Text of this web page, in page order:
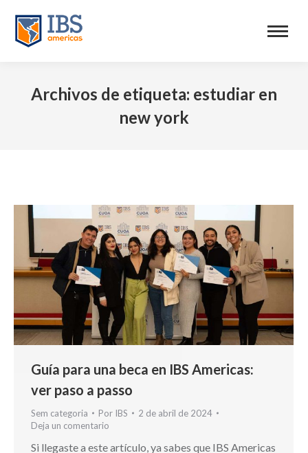
Archivos de etiqueta: estudiar en
new york
Guía para una beca en IBS Americas:
ver paso a passo
Sem categoria Por IBS
2 de abril de 2024
Deja un comentario
Si llegaste a este artículo, ya sabes que IBS Americas